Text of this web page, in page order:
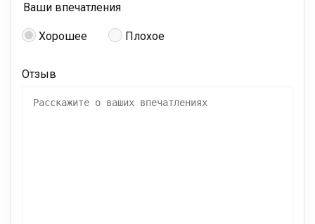
Ваши впечатления
Хорошее Плохое
Отзыв